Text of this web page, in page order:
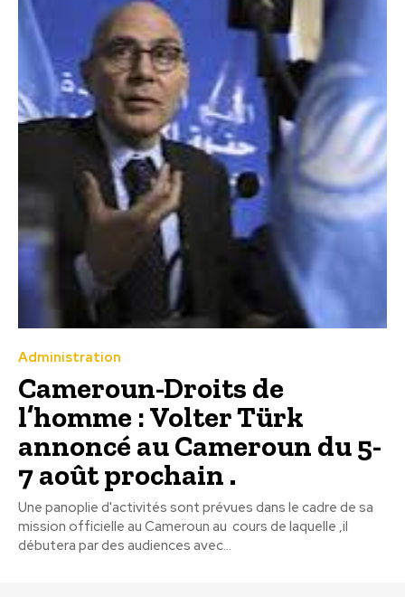
Administration
Cameroun-Droits de
l’homme : Volter Türk
annoncé au Cameroun du 5-
7 août prochain .
Une panoplie d'activités sont prévues dans le cadre de sa
mission officielle au Cameroun au cours de laquelle ,il
débutera par des audiences avec...